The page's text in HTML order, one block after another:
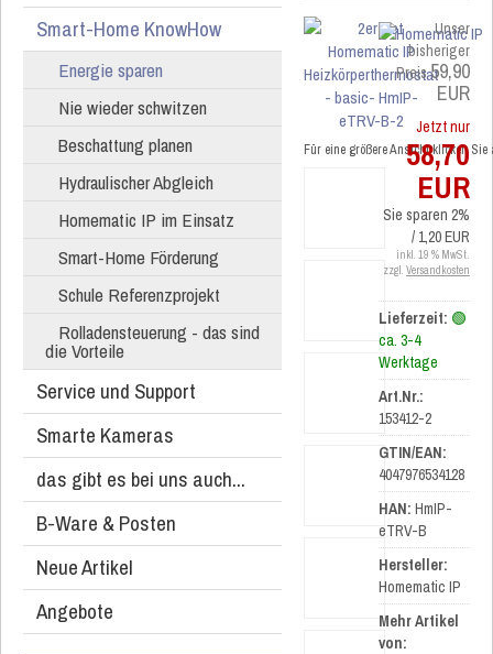
Smart-Home KnowHow
Energie sparen
Nie wieder schwitzen
Beschattung planen
Hydraulischer Abgleich
Homematic IP im Einsatz
Smart-Home Förderung
Schule Referenzprojekt
Rolladensteuerung - das sind
die Vorteile
Service und Support
Smarte Kameras
das gibt es bei uns auch...
B-Ware & Posten
Neue Artikel
Angebote
Für eine größere Ansicht klicken
Unser
bisheriger
Preis59,90
EUR
Jetzt nur
58,70
EUR
Sie sparen 2%
/ 1,20 EUR
inkl. 19 % MwSt.
zzgl. Versandkosten
Lieferzeit: 🟢
ca. 3-4
Werktage
Art.Nr.:
153412-2
GTIN/EAN:
4047976534128
HAN: HmIP-
eTRV-B
Hersteller:
Homematic IP
Mehr Artikel
von: